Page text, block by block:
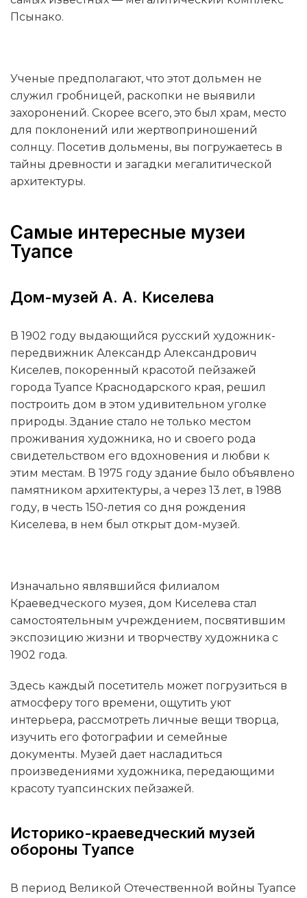
Псынако.
Ученые предполагают, что этот дольмен не
служил гробницей, раскопки не выявили
захоронений. Скорее всего, это был храм, место
для поклонений или жертвоприношений
солнцу. Посетив дольмены, вы погружаетесь в
тайны древности и загадки мегалитической
архитектуры.
Самые интересные музеи
Туапсе
Дом-музей А. А. Киселева
В 1902 году выдающийся русский художник-
передвижник Александр Александрович
Киселев, покоренный красотой пейзажей
города Туапсе Краснодарского края, решил
построить дом в этом удивительном уголке
природы. Здание стало не только местом
проживания художника, но и своего рода
свидетельством его вдохновения и любви к
этим местам. В 1975 году здание было объявлено
памятником архитектуры, а через 13 лет, в 1988
году, в честь 150-летия со дня рождения
Киселева, в нем был открыт дом-музей.
Изначально являвшийся филиалом
Краеведческого музея, дом Киселева стал
самостоятельным учреждением, посвятившим
экспозицию жизни и творчеству художника с
1902 года.
Здесь каждый посетитель может погрузиться в
атмосферу того времени, ощутить уют
интерьера, рассмотреть личные вещи творца,
изучить его фотографии и семейные
документы. Музей дает насладиться
произведениями художника, передающими
красоту туапсинских пейзажей.
Историко-краеведческий музей
обороны Туапсе
В период Великой Отечественной войны Туапсе